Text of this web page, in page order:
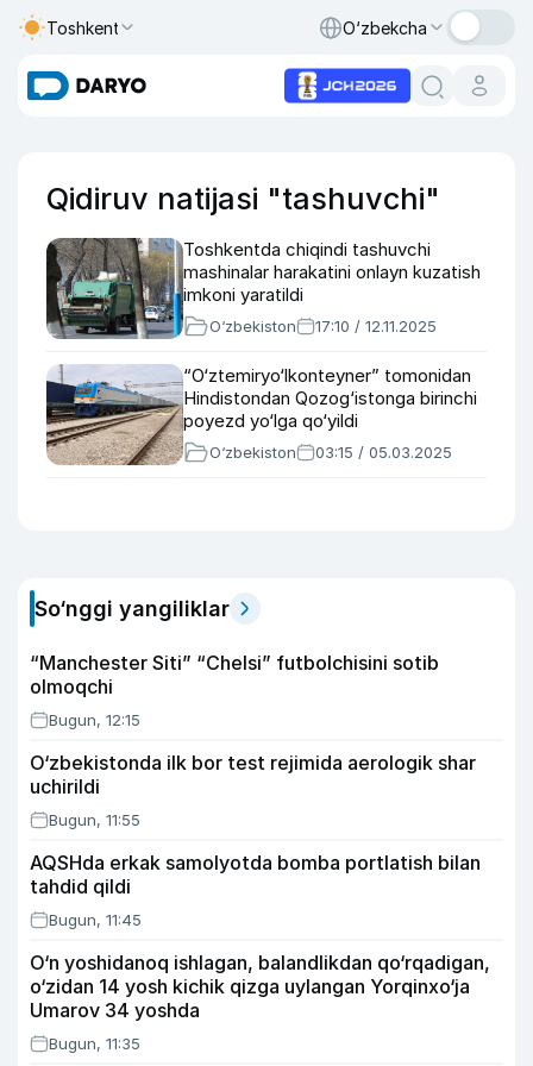
Toshkent O‘zbekcha
Qidiruv natijasi "tashuvchi"
Toshkentda chiqindi tashuvchi
mashinalar harakatini onlayn kuzatish
imkoni yaratildi
O‘zbekiston 17:10 / 12.11.2025
“O‘ztemiryo‘lkonteyner” tomonidan
Hindistondan Qozog‘istonga birinchi
poyezd yo‘lga qo‘yildi
O‘zbekiston 03:15 / 05.03.2025
So‘nggi yangiliklar
“Manchester Siti” “Chelsi” futbolchisini sotib
olmoqchi
Bugun, 12:15
O‘zbekistonda ilk bor test rejimida aerologik shar
uchirildi
Bugun, 11:55
AQSHda erkak samolyotda bomba portlatish bilan
tahdid qildi
Bugun, 11:45
O‘n yoshidanoq ishlagan, balandlikdan qo‘rqadigan,
o‘zidan 14 yosh kichik qizga uylangan Yorqinxo‘ja
Umarov 34 yoshda
Bugun, 11:35